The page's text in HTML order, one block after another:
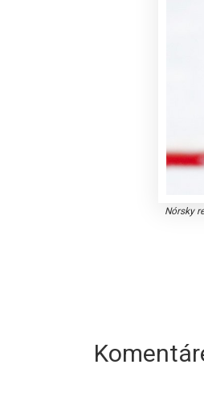
Nórsky